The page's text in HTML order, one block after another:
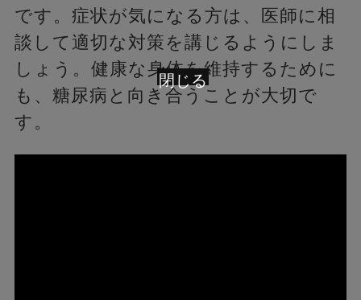
です。症状が気になる方は、医師に相
談して適切な対策を講じるようにしま
しょう。健康な身体を維持するために
も、糖尿病と向き合うことが大切で
す。
閉じる